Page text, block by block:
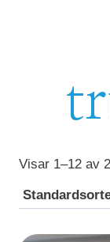
Visar 1–12 av